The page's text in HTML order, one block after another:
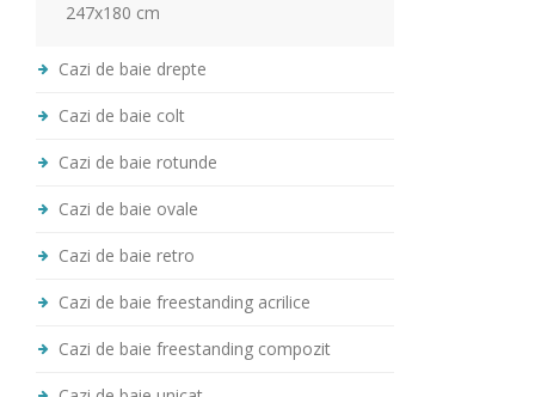
247x180 cm
Cazi de baie drepte
Cazi de baie colt
Cazi de baie rotunde
Cazi de baie ovale
Cazi de baie retro
Cazi de baie freestanding acrilice
Cazi de baie freestanding compozit